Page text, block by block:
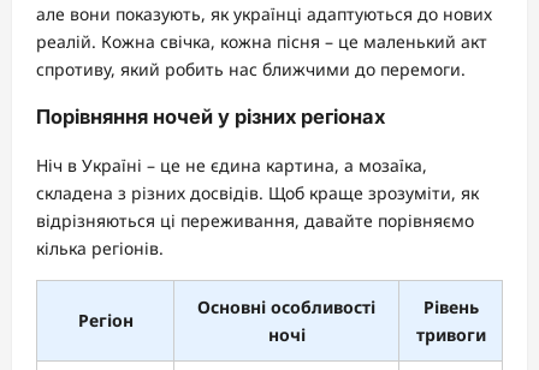
але вони показують, як українці адаптуються до нових
реалій. Кожна свічка, кожна пісня – це маленький акт
спротиву, який робить нас ближчими до перемоги.
Порівняння ночей у різних регіонах
Ніч в Україні – це не єдина картина, а мозаїка,
складена з різних досвідів. Щоб краще зрозуміти, як
відрізняються ці переживання, давайте порівняємо
кілька регіонів.
Регіон
Основні особливості
ночі
Рівень
тривоги